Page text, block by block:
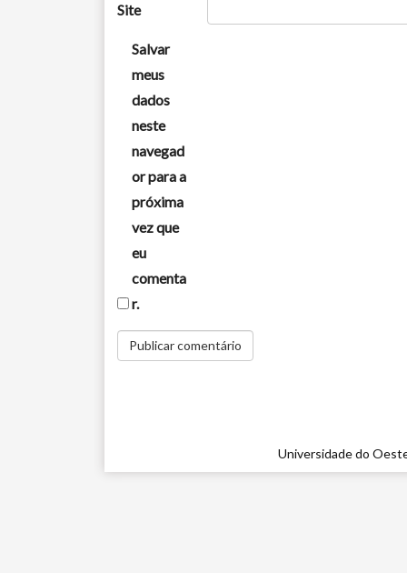
Site
Salvar
meus
dados
neste
navegad
or para a
próxima
vez que
eu
comenta
r.
Universidade do